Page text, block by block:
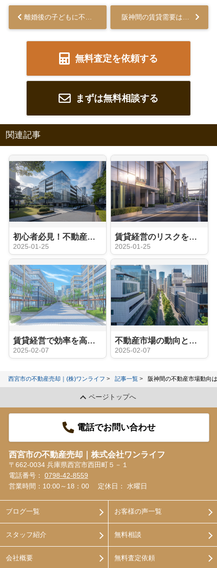
無料査定を依頼する
まずは無料相談する
関連記事
初心者必見！不動産投資で成功する方法とは？
2025-01-25
賃貸経営のリスクを知り尽くす！成功の秘訣とは？
2025-01-25
賃貸経営で効率を高めるには？具体的手法を解説
2025-02-07
不動産市場の動向とは？最新戦略をご紹介
2025-02-07
西宮市の不動産売却｜(株)ワンライフ 記事一覧 阪神間の不動産市場動向
ページトップへ
電話でお問い合わせ
西宮市の不動産売却｜株式会社ワンライフ
〒662-0034 兵庫県西宮市西田町５－１
電話番号： 0798-42-8559
営業時間：10:00～18：00
定休日： 水曜日
ブログ一覧
スタッフ紹介
会社概要
お客様の声一覧
無料相談
無料査定依頼